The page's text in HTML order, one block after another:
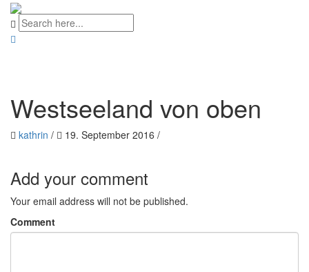
Westseeland von oben
kathrin / 19. September 2016 /
Add your comment
Your email address will not be published.
Comment